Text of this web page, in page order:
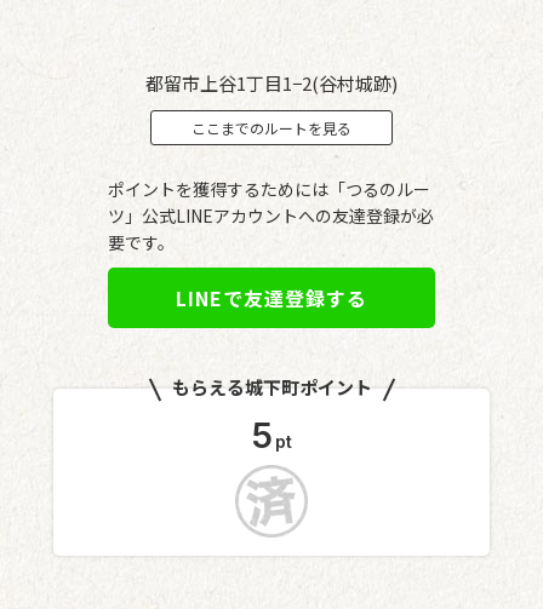
都留市上谷1丁目1−2(谷村城跡)
ここまでのルートを見る
ポイントを獲得するためには「つるのルー
ツ」公式LINEアカウントへの友達登録が必
要です。
LINEで友達登録する
もらえる城下町ポイント
5 pt